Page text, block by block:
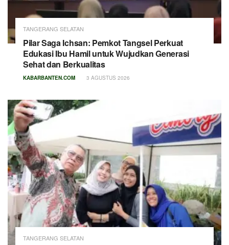
TANGERANG SELATAN
Pilar Saga Ichsan: Pemkot Tangsel Perkuat
Edukasi Ibu Hamil untuk Wujudkan Generasi
Sehat dan Berkualitas
KABARBANTEN.COM 3 AGUSTUS 2026
TANGERANG SELATAN